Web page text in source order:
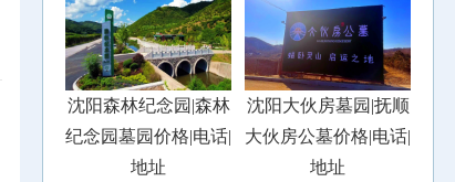
沈阳森林纪念园|森林
纪念园墓园价格|电话|
地址
沈阳大伙房墓园|抚顺
大伙房公墓价格|电话|
地址